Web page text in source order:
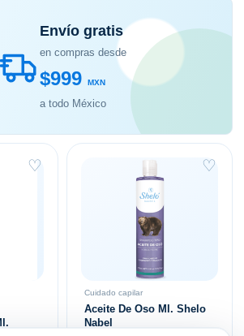
Envío gratis
en compras desde
$999 MXN
a todo México
♡ ♡
Cuidado capilar
Aceite De Oso Ml. Shelo
Nabel